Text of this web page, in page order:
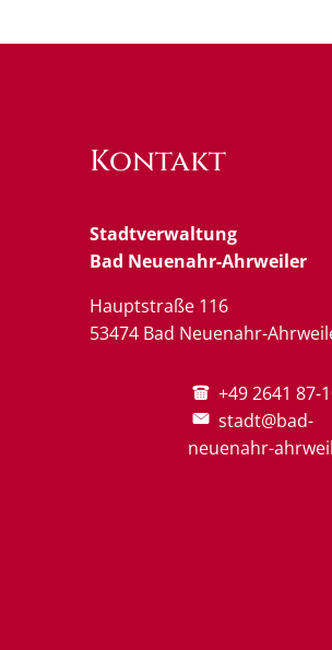
Kontakt
Stadtverwaltung
Bad Neuenahr-Ahrweiler
Hauptstraße 116
53474 Bad Neuenahr-
+49 2641 87-
stadt@bad-
neuenahr-